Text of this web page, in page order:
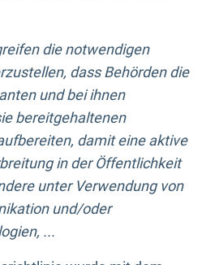
die notwendigen
dass Behörden die
und bei ihnen
bereitgehaltenen
damit eine aktive
in der Öffentlichkeit
unter Verwendung von
und/oder
...